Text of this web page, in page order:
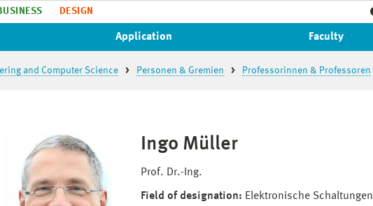
DESIGN
Application Faculty
and Computer Science Personen & Gremien Professorinnen & Professoren
Ingo Müller
Prof. Dr.-Ing.
Field of designation: Elektronische Schaltungen